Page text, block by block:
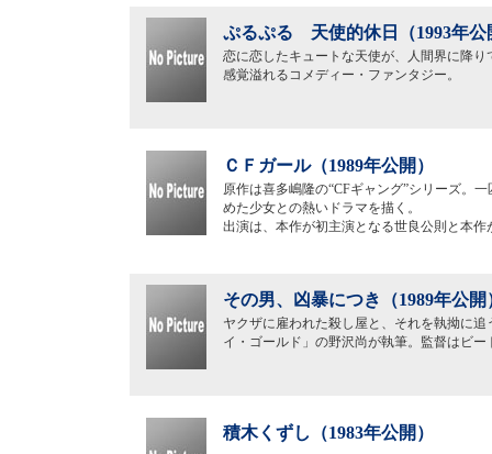
ぷるぷる 天使的休日（1993年公
恋に恋したキュートな天使が、人間界に降
感覚溢れるコメディー・ファンタジー。
ＣＦガール（1989年公開）
原作は喜多嶋隆の“CFギャング”シリーズ。
めた少女との熱いドラマを描く。
出演は、本作が初主演となる世良公則と本作
その男、凶暴につき（1989年公開
ヤクザに雇われた殺し屋と、それを執拗に
イ・ゴールド」の野沢尚が執筆。監督はビ
積木くずし（1983年公開）